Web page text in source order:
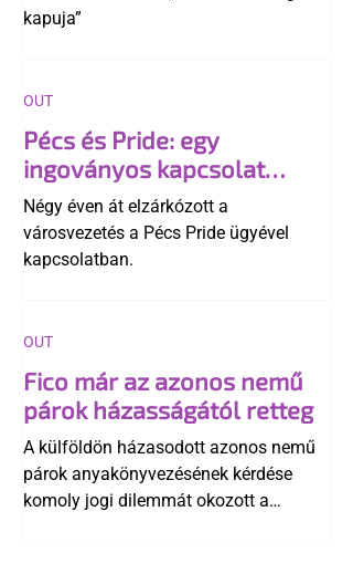
kapuja”
Pécs és Pride: egy
ingoványos kapcsolat
története
Négy éven át elzárkózott a
városvezetés a Pécs Pride ügyével
kapcsolatban.
OUT
Fico már az azonos nemű
párok házasságától retteg
A külföldön házasodott azonos nemű
párok anyakönyvezésének kérdése
komoly jogi dilemmát okozott a
OUT